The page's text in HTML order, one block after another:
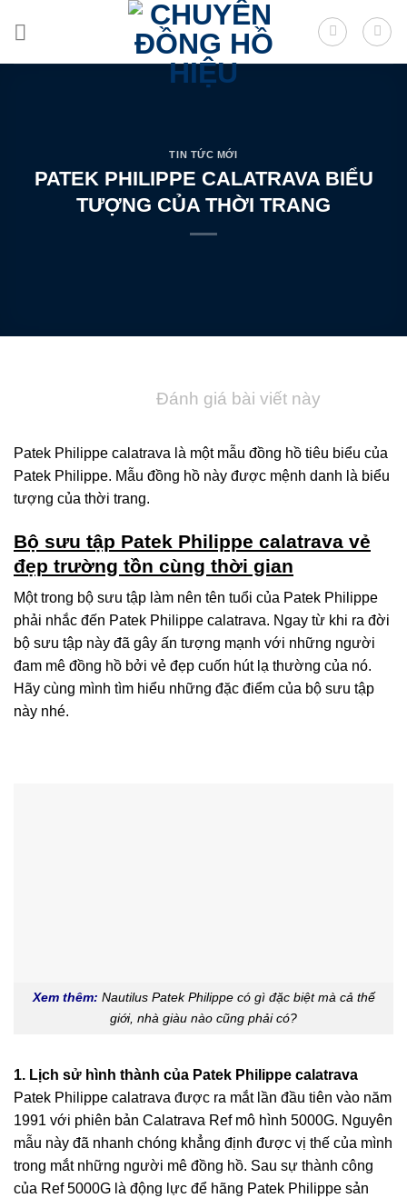
TIN TỨC MỚI
PATEK PHILIPPE CALATRAVA BIỂU
TƯỢNG CỦA THỜI TRANG
Đánh giá bài viết này
Patek Philippe calatrava là một mẫu đồng hồ tiêu biểu của
Patek Philippe. Mẫu đồng hồ này được mệnh danh là biểu
tượng của thời trang.
Bộ sưu tập Patek Philippe calatrava vẻ
đẹp trường tồn cùng thời gian
Một trong bộ sưu tập làm nên tên tuổi của Patek Philippe
phải nhắc đến Patek Philippe calatrava. Ngay từ khi ra đời
bộ sưu tập này đã gây ấn tượng mạnh với những người
đam mê đồng hồ bởi vẻ đẹp cuốn hút lạ thường của nó.
Hãy cùng mình tìm hiểu những đặc điểm của bộ sưu tập
này nhé.
Xem thêm: Nautilus Patek Philippe có gì đặc biệt mà cả thế
giới, nhà giàu nào cũng phải có?
1. Lịch sử hình thành của Patek Philippe calatrava
Patek Philippe calatrava được ra mắt lần đầu tiên vào năm
1991 với phiên bản Calatrava Ref mô hình 5000G. Nguyên
mẫu này đã nhanh chóng khẳng định được vị thế của mình
trong mắt những người mê đồng hồ. Sau sự thành công
của Ref 5000G là động lực để hãng Patek Philippe sản